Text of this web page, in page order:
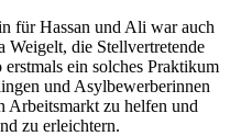
für Hassan und Ali war auch
Weigelt, die Stellvertretende
ein solches Praktikum
und Asylbewerberinnen
Arbeitsmarkt zu helfen und
zu erleichtern.